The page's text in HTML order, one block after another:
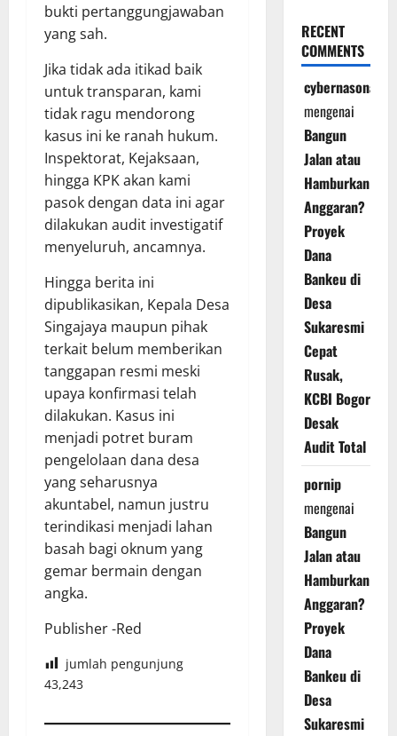
bukti pertanggungjawaban
yang sah.
Jika tidak ada itikad baik
untuk transparan, kami
tidak ragu mendorong
kasus ini ke ranah hukum.
Inspektorat, Kejaksaan,
hingga KPK akan kami
pasok dengan data ini agar
dilakukan audit investigatif
menyeluruh, ancamnya.
Hingga berita ini
dipublikasikan, Kepala Desa
Singajaya maupun pihak
terkait belum memberikan
tanggapan resmi meski
upaya konfirmasi telah
dilakukan. Kasus ini
menjadi potret buram
pengelolaan dana desa
yang seharusnya
akuntabel, namun justru
terindikasi menjadi lahan
basah bagi oknum yang
gemar bermain dengan
angka.
Publisher -Red
jumlah pengunjung
43,243
RECENT
COMMENTS
cybernasonal
mengenai
Bangun
Jalan atau
Hamburkan
Anggaran?
Proyek
Dana
Bankeu di
Desa
Sukaresmi
Cepat
Rusak,
KCBI Bogor
Desak
Audit Total
pornip
mengenai
Bangun
Jalan atau
Hamburkan
Anggaran?
Proyek
Dana
Bankeu di
Desa
Sukaresmi